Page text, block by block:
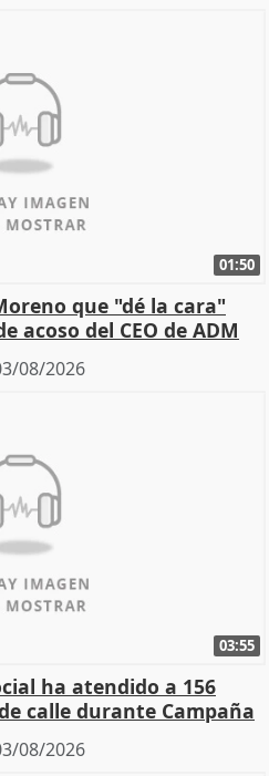
01:50
que "dé la cara"
acoso del CEO de ADM
08/2026
03:55
ha atendido a 156
calle durante Campaña
08/2026